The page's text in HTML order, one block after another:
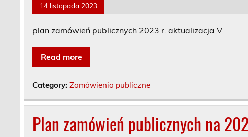
14 listopada 2023
plan zamówień publicznych 2023 r. aktualizacja V
Read more
Category:Zamówienia publiczne
Plan zamówień publicznych na